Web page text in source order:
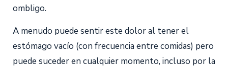
ombligo.
A menudo puede sentir este dolor al tener el
estómago vacío (con frecuencia entre comidas) pero
puede suceder en cualquier momento, incluso por la